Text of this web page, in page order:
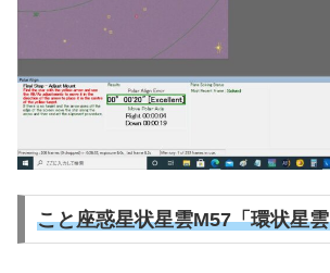
こと座惑星状星雲M57「環状星